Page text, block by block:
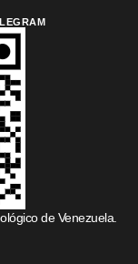
de Venezuela.